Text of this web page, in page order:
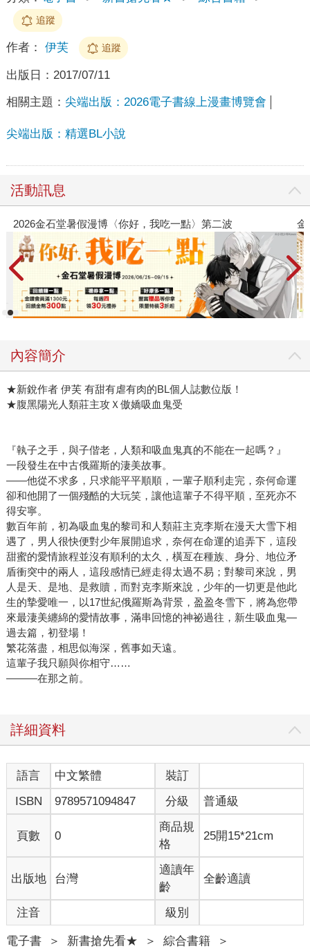
追蹤
作者： 伊芙 追蹤
出版日： 2017/07/11
相關主題： 尖端出版：2026電子書線上漫畫博覽會
尖端出版：精選BL小說
活動訊息
波 金石堂2026海外優惠：電子書
內容簡介
★新銳作者 伊芙 有甜有虐有肉的BL個人誌數位版！
★腹黑陽光人類莊主攻Ｘ傲嬌吸血鬼受
『執子之手，與子偕老，人類和吸血鬼真的不能在一起嗎？』
一段發生在中古俄羅斯的淒美故事。
——他從不求多，只求能平平順順，一輩子順利走完，奈何命運
卻和他開了一個殘酷的大玩笑，讓他這輩子不得平順，至死亦不
得安寧。
數百年前，初為吸血鬼的黎司和人類莊主克李斯在漫天大雪下相
遇了，男人很快便對少年展開追求，奈何在命運的追弄下，這段
甜蜜的愛情旅程並沒有順利的太久，橫亙在種族、身分、地位矛
盾衝突中的兩人，這段感情已經走得太過不易；對黎司來說，男
人是天、是地、是救贖，而對克李斯來說，少年的一切更是他此
生的摯愛唯一，以17世紀俄羅斯為背景，盈盈冬雪下，將為您帶
來最淒美纏綿的愛情故事，滿串回憶的神祕過往，新生吸血鬼—
過去篇，初登場！
繁花落盡，相思似海深，舊事如天遠。
這輩子我只願與你相守……
———在那之前。
詳細資料
語言 中文繁體
裝訂
ISBN
9789571094847 分級 普通級
頁數 0
商品規
格
25開15*21cm
出版地 台灣
適讀年
齡
全齡適讀
注音 級別
電子書 ＞ 新書搶先看★ ＞ 綜合書籍 ＞